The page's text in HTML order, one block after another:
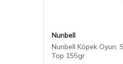
Nunbell
Nunbell Köpek Oyun.
Top 155gr